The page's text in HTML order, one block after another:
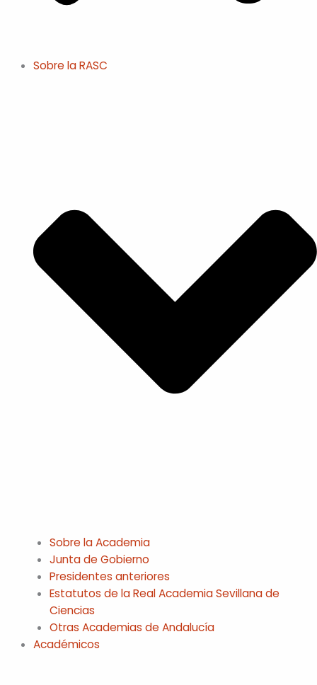
Sobre la RASC
Sobre la Academia
Junta de Gobierno
Presidentes anteriores
Estatutos de la Real Academia Sevillana de
Ciencias
Otras Academias de Andalucía
Académicos